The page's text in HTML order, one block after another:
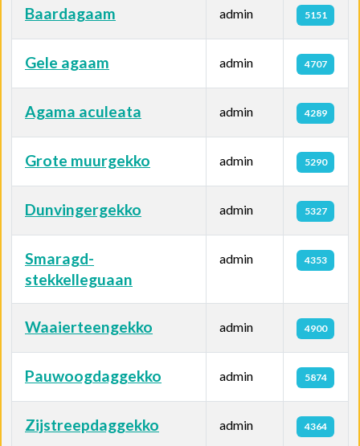
Baardagaam admin 5151
Gele agaam admin 4707
Agama aculeata admin 4289
Grote muurgekko admin 5290
Dunvingergekko admin 5327
Smaragd-
stekkelleguaan
admin 4353
Waaierteengekko admin 4900
Pauwoogdaggekko admin 5874
Zijstreepdaggekko admin 4364